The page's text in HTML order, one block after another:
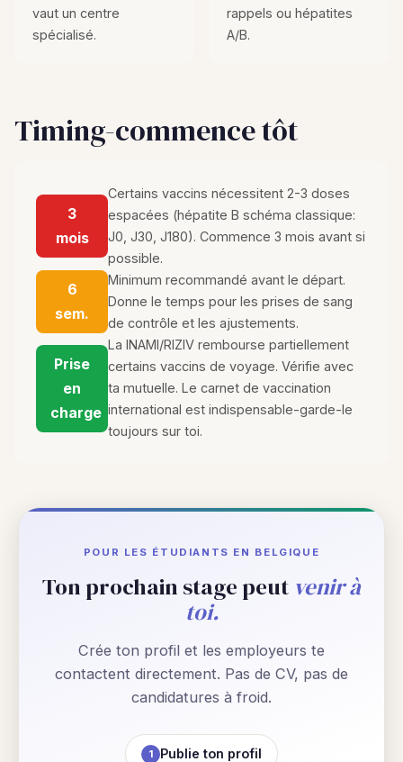
vaut un centre
spécialisé.
rappels ou hépatites
A/B.
Timing-commence tôt
3
mois
Certains vaccins nécessitent 2-3 doses
espacées (hépatite B schéma classique:
J0, J30, J180). Commence 3 mois avant si
possible.
6
sem.
Minimum recommandé avant le départ.
Donne le temps pour les prises de sang
de contrôle et les ajustements.
Prise
en
charge
La INAMI/RIZIV rembourse partiellement
certains vaccins de voyage. Vérifie avec
ta mutuelle. Le carnet de vaccination
international est indispensable-garde-le
toujours sur toi.
POUR LES ÉTUDIANTS EN BELGIQUE
Ton prochain stage peut venir à
toi.
Crée ton profil et les employeurs te
contactent directement. Pas de CV, pas de
candidatures à froid.
1 Publie ton profil